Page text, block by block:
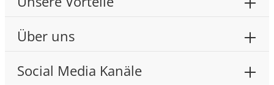
Über uns
Social Media Kanäle